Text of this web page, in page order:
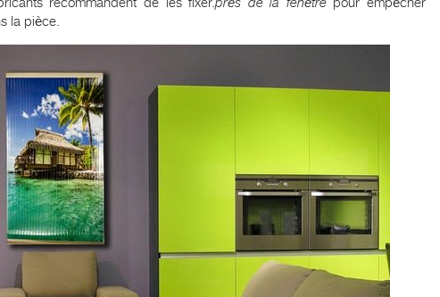
la pièce.